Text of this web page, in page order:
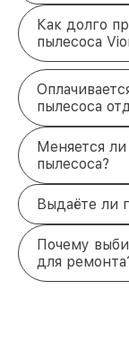
Как долго
пылесоса
пылесоса
Меняется
пылесоса?
Выдаёте ли
Почему
для